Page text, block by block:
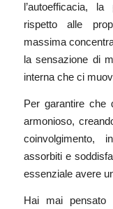
l’autoefficacia,
rispetto alle
massima
la sensazione di
interna che ci
Per garantire che
armonioso,
coinvolgimento,
assorbiti e
essenziale avere
Hai mai